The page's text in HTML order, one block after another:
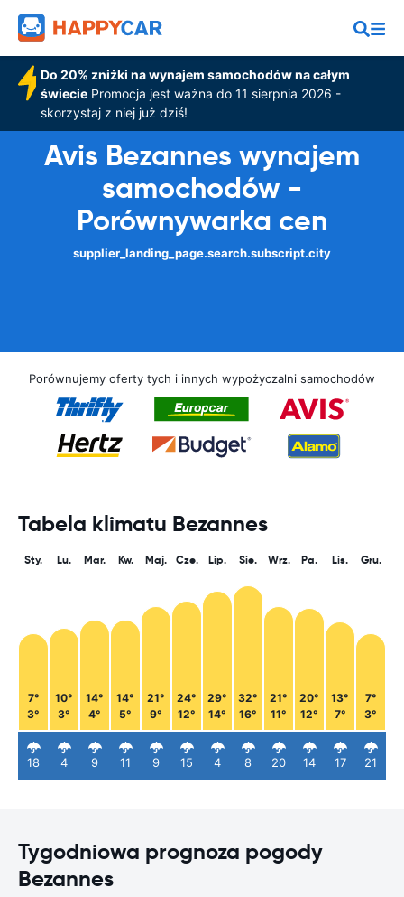
Do 20% zniżki na wynajem samochodów na całym
świeciePromocja jest ważna do 11 sierpnia 2026 -
skorzystaj z niej już dziś!
Avis Bezannes wynajem
samochodów -
Porównywarka cen
supplier_landing_page.search.subscript.city
Porównujemy oferty tych i innych wypożyczalni samochodów
Tabela klimatu Bezannes
Sty.
7°
3°
18
Lu.
10°
3°
4
Mar.
14°
4°
9
Kw.
14°
5°
11
Maj.
21°
9°
9
Cze.
24°
12°
15
Lip.
29°
14°
4
Sie.
32°
16°
8
Wrz.
21°
11°
20
Pa.
20°
12°
14
Lis.
13°
7°
17
Gru.
7°
3°
21
Tygodniowa prognoza pogody
Bezannes